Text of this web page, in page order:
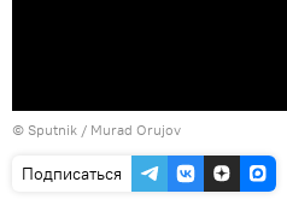
© Sputnik / Murad Orujov
Подписаться